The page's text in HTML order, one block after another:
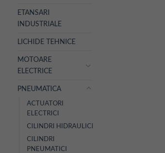
ETANSARI
INDUSTRIALE
LICHIDE TEHNICE
MOTOARE
ELECTRICE
PNEUMATICA
ACTUATORI
ELECTRICI
CILINDRI HIDRAULICI
CILINDRI
PNEUMATICI